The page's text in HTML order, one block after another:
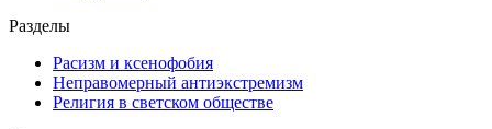
Разделы
Расизм и ксенофобия
Неправомерный антиэкстремизм
Религия в светском обществе